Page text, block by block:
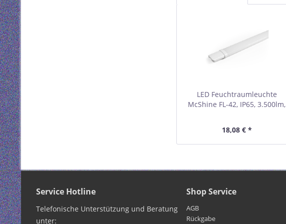
LED Feuchtraumleuchte
McShine FL-42, IP65, 3.500lm,
18,08 € *
Service Hotline
Telefonische Unterstützung und Beratung
unter:
Shop Service
AGB
Rückgabe